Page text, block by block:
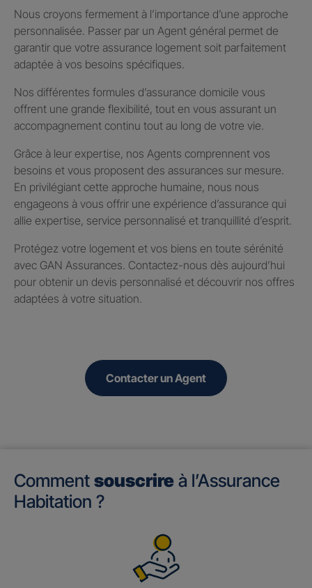
Nous croyons fermement à l’importance d’une approche
personnalisée. Passer par un Agent général permet de
garantir que votre assurance logement soit parfaitement
adaptée à vos besoins spécifiques.
Nos différentes formules d’assurance domicile vous
offrent une grande flexibilité, tout en vous assurant un
accompagnement continu tout au long de votre vie.
Grâce à leur expertise, nos Agents comprennent vos
besoins et vous proposent des assurances sur mesure.
En privilégiant cette approche humaine, nous nous
engageons à vous offrir une expérience d’assurance qui
allie expertise, service personnalisé et tranquillité d’esprit.
Protégez votre logement et vos biens en toute sérénité
avec GAN Assurances. Contactez-nous dès aujourd’hui
pour obtenir un devis personnalisé et découvrir nos offres
adaptées à votre situation.
Contacter un Agent
Comment souscrire à l’Assurance
Habitation ?